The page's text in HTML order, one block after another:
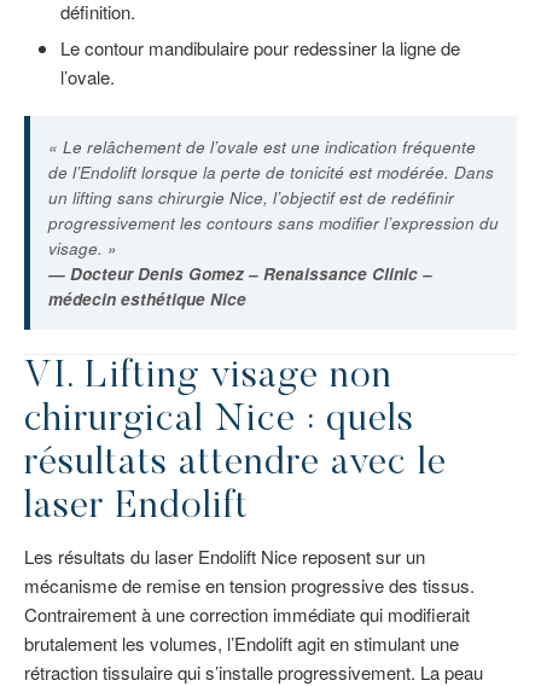
définition.
Le contour mandibulaire pour redessiner la ligne de
l’ovale.
« Le relâchement de l’ovale est une indication fréquente
de l’Endolift lorsque la perte de tonicité est modérée. Dans
un lifting sans chirurgie Nice, l’objectif est de redéfinir
progressivement les contours sans modifier l’expression du
visage. »
— Docteur Denis Gomez – Renaissance Clinic –
médecin esthétique Nice
VI. Lifting visage non
chirurgical Nice : quels
résultats attendre avec le
laser Endolift
Les résultats du laser Endolift Nice reposent sur un
mécanisme de remise en tension progressive des tissus.
Contrairement à une correction immédiate qui modifierait
brutalement les volumes, l’Endolift agit en stimulant une
rétraction tissulaire qui s’installe progressivement. La peau